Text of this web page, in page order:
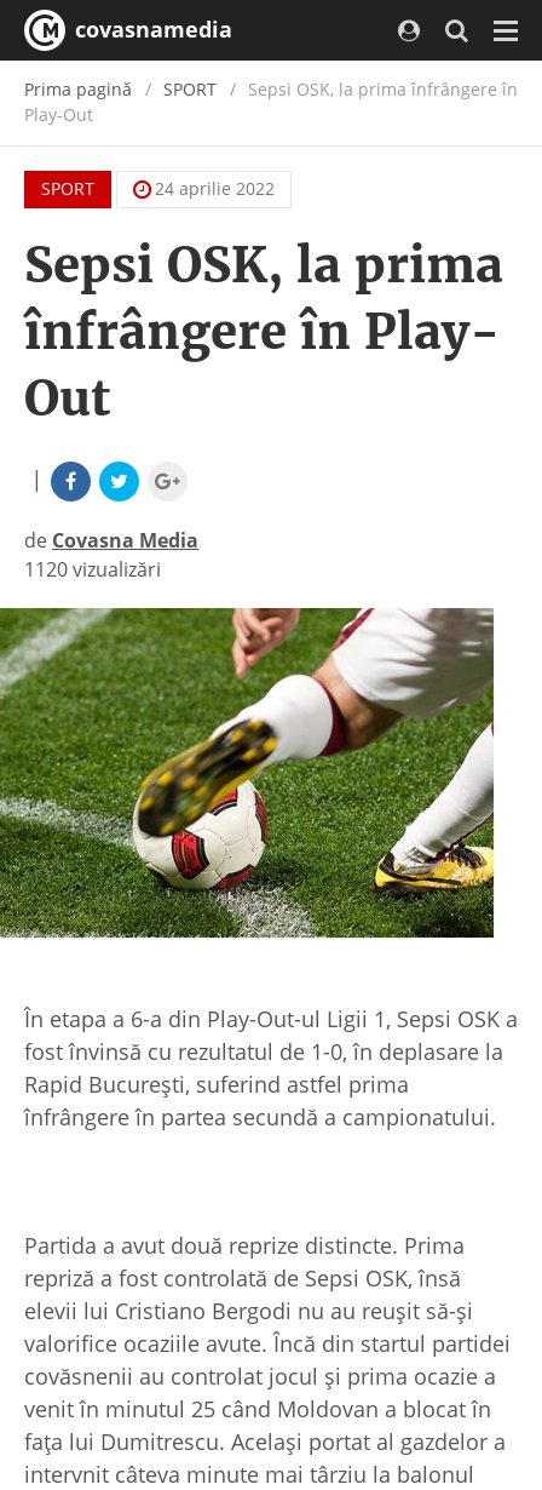
covasnamedia
Prima pagină SPORT
Sepsi OSK, la prima înfrângere în
Play-Out
SPORT 24 aprilie 2022
Sepsi OSK, la prima
înfrângere în Play-
Out
|
de Covasna Media
|
1120 vizualizări
În etapa a 6-a din Play-Out-ul Ligii 1, Sepsi OSK a
fost învinsă cu rezultatul de 1-0, în deplasare la
Rapid București, suferind astfel prima
înfrângere în partea secundă a campionatului.
Partida a avut două reprize distincte. Prima
repriză a fost controlată de Sepsi OSK, însă
elevii lui Cristiano Bergodi nu au reușit să-și
valorifice ocaziile avute. Încă din startul partidei
covăsnenii au controlat jocul și prima ocazie a
venit în minutul 25 când Moldovan a blocat în
fața lui Dumitrescu. Același portat al gazdelor a
intervnit câteva minute mai târziu la balonul